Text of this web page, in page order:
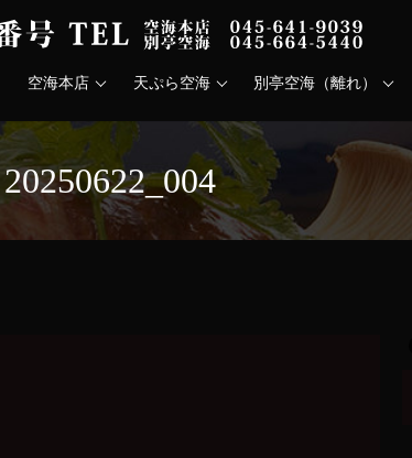
空海本店 天ぷら空海 別亭空海（離れ）
20250622_004